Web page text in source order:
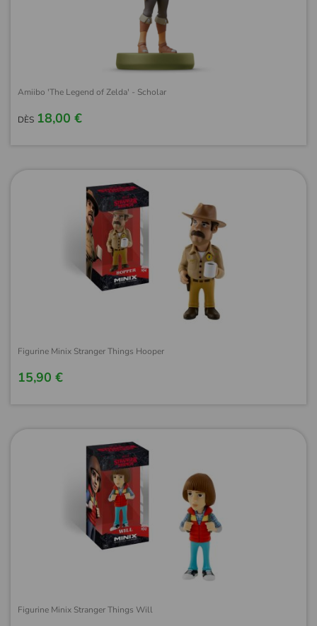
Amiibo 'The Legend of Zelda' - Scholar
DÈS 18,00 €
Figurine Minix Stranger Things Hooper
15,90 €
Figurine Minix Stranger Things Will